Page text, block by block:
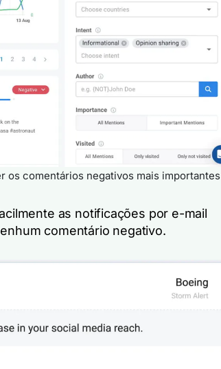
os comentários negativos mais importantes
as notificações por e-mail
comentário negativo.